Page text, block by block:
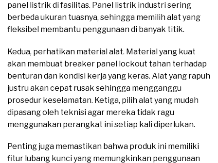
panel listrik di fasilitas. Panel listrik industri sering
berbeda ukuran tuasnya, sehingga memilih alat yang
fleksibel membantu penggunaan di banyak titik.
Kedua, perhatikan material alat. Material yang kuat
akan membuat breaker panel lockout tahan terhadap
benturan dan kondisi kerja yang keras. Alat yang rapuh
justru akan cepat rusak sehingga mengganggu
prosedur keselamatan. Ketiga, pilih alat yang mudah
dipasang oleh teknisi agar mereka tidak ragu
menggunakan perangkat ini setiap kali diperlukan.
Penting juga memastikan bahwa produk ini memiliki
fitur lubang kunci yang memungkinkan penggunaan